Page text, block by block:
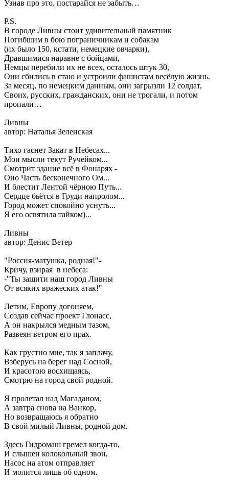
Узнав про это, постарайся не забыть…
P.S.
В городе Ливны стоит удивительный памятник
Погибшим в бою пограничникам и собакам
(их было 150, кстати, немецкие овчарки),
Дравшимися наравне с бойцами,
Немцы перебили их не всех, осталось штук 30,
Они сбились в стаю и устроили фашистам весёлую жизнь.
За месяц, по немецким данным, они загрызли 12 солдат,
Своих, русских, гражданских, они не трогали, и потом
пропали…
Ливны
автор: Наталья Зеленская
Тихо гаснет Закат в Небесах...
Мои мысли текут Ручейком...
Смотрит здание всё в Фонарях -
Оно Часть бесконечного Ом...
И блестит Лентой чёрною Путь...
Сердце бьётся в Груди напролом...
Город может спокойно уснуть...
Я его освятила тайком)...
Ливны
автор: Денис Ветер
"Россия-матушка, родная!"-
Кричу, взирая в небеса:
-"Ты защити наш город Ливны
От всяких вражеских атак!"
Летим, Европу догоняем,
Создав сейчас проект Глонасс,
А он накрылся медным тазом,
Развеян ветром его прах.
Как грустно мне, так я заплачу,
Взберусь на берег над Сосной,
И красотою восхищаясь,
Смотрю на город свой родной.
Я пролетал над Магаданом,
А завтра снова на Ванкор,
Но возвращаюсь я обратно
В свой милый Ливны, родной дом.
Здесь Гидромаш гремел когда-то,
И слышен колокольный звон,
Насос на атом отправляет
И молится лишь об одном.